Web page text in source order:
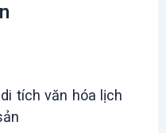
tích văn hóa lịch